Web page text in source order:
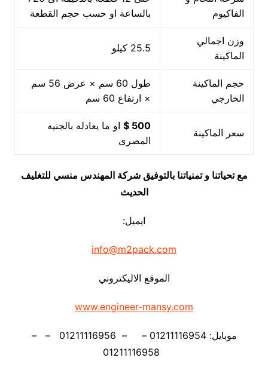
الفاكيوم
بالساعة او حسب حجم القطعة
وزن اجمالي
الماكينة
25.5 كيلو
حجم الماكينة
الخارجي
طول 60 سم × عرض 56 سم
× ارتفاع 60 سم
سعر الماكينة
500 $
او ما يعادله بالجنيه
المصرى
مع تحياتنا و تمنياتنا بالتوفيق شركة المهندس منسي للتغليف
الحديث
ايميل:
info@m2pack.com
الموقع الاليكتروني
www.engineer-mansy.com
موبايل: 01211116954 – – 01211116956 – –